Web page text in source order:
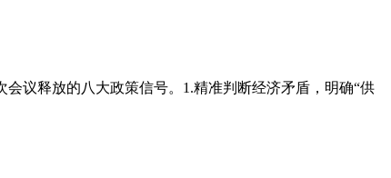
会议释放的八大政策信号。1.精准判断经济矛盾，明确“供